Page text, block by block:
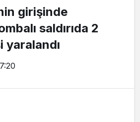
girişinde
saldırıda 2
yaralandı